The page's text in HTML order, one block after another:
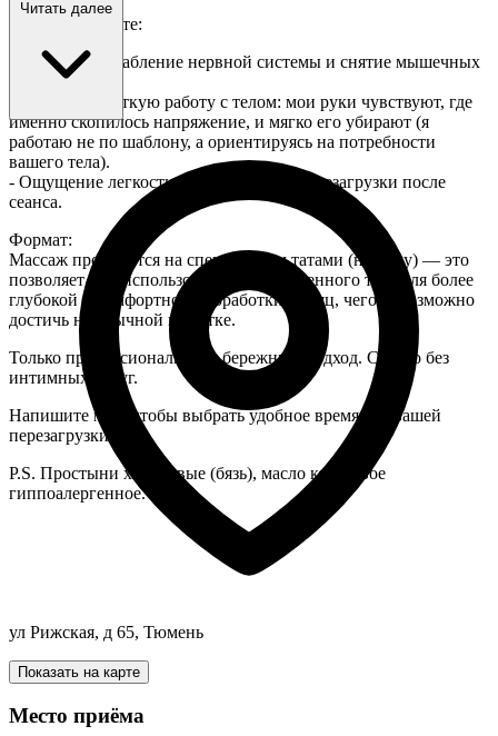
Что вы получите:
- Полное расслабление нервной системы и снятие мышечных
зажимов.
- Глубокую, чуткую работу с телом: мои руки чувствуют, где
именно скопилось напряжение, и мягко его убирают (я
работаю не по шаблону, а ориентируясь на потребности
вашего тела).
- Ощущение легкости, спокойствия и перезагрузки после
сеанса.
Формат:
Массаж проводится на специальном татами (на полу) — это
позволяет мне использовать вес собственного тела для более
глубокой и комфортной проработки мышц, чего невозможно
достичь на обычной кушетке.
Только профессиональный, бережный подход. Строго без
интимных услуг.
Напишите мне, чтобы выбрать удобное время для вашей
перезагрузки.
P.S. Простыни хлопковые (бязь), масло кокосовое
гиппоалергенное.
Читать далее
ул Рижская, д 65, Тюмень
Показать на карте
Место приёма